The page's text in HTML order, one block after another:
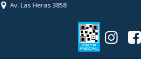
Av. Las Heras 3858